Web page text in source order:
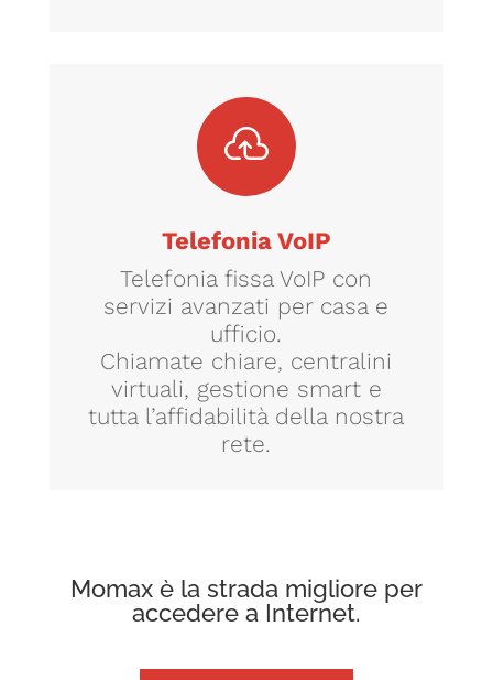

Telefonia VoIP
Telefonia fissa VoIP con
servizi avanzati per casa e
ufficio.
Chiamate chiare, centralini
virtuali, gestione smart e
tutta l’affidabilità della nostra
rete.
Momax è la strada migliore per
accedere a Internet.